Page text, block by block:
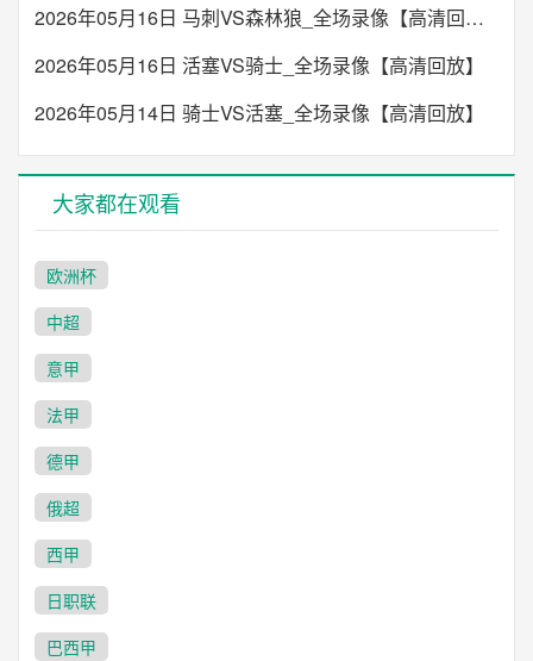
2026年05月16日 马刺VS森林狼_全场录像【高清回放】
2026年05月16日 活塞VS骑士_全场录像【高清回放】
2026年05月14日 骑士VS活塞_全场录像【高清回放】
大家都在观看
欧洲杯
中超
意甲
法甲
德甲
俄超
西甲
日职联
巴西甲